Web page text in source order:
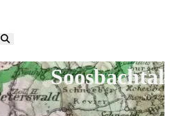
Soosbachtal